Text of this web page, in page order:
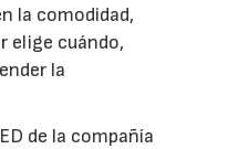
la comodidad,
elige cuándo,
la
de la compañía